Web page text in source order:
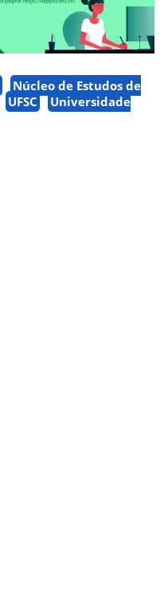
Núcleo de Estudos de
UFSC
Universidade